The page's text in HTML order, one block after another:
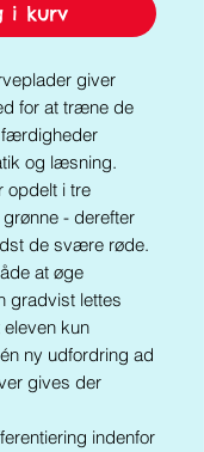
i kurv
giver
for at træne de
og læsning.
opdelt i tre
- derefter
de svære røde.
at øge
gradvist lettes
kun
ny udfordring ad
gives der
indenfor